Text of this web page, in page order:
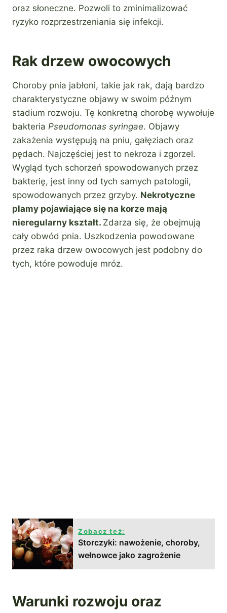
oraz słoneczne. Pozwoli to zminimalizować
ryzyko rozprzestrzeniania się infekcji.
Rak drzew owocowych
Choroby pnia jabłoni, takie jak rak, dają bardzo
charakterystyczne objawy w swoim późnym
stadium rozwoju. Tę konkretną chorobę wywołuje
bakteria Pseudomonas syringae. Objawy
zakażenia występują na pniu, gałęziach oraz
pędach. Najczęściej jest to nekroza i zgorzel.
Wygląd tych schorzeń spowodowanych przez
bakterię, jest inny od tych samych patologii,
spowodowanych przez grzyby. Nekrotyczne
plamy pojawiające się na korze mają
nieregularny kształt. Zdarza się, że obejmują
cały obwód pnia. Uszkodzenia powodowane
przez raka drzew owocowych jest podobny do
tych, które powoduje mróz.
Zobacz też:
Storczyki: nawożenie, choroby,
wełnowce jako zagrożenie
Warunki rozwoju oraz